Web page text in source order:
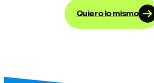
Quiero lo mismo